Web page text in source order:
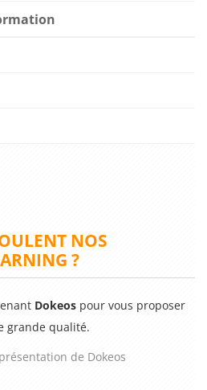
NOS
?
Dokeos pour vous proposer
grande qualité.
de Dokeos